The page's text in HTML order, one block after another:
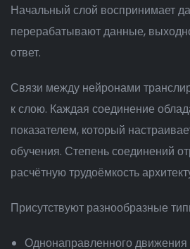
Начальный слой воспринимает
перерабатывают данные,
ответ.
Связи между нейронами
к слою. Каждая соединение
показателем, который
обучения. Степень соединений
расчётную трудоёмкость
Присутствуют разнообразные
Однонаправленного